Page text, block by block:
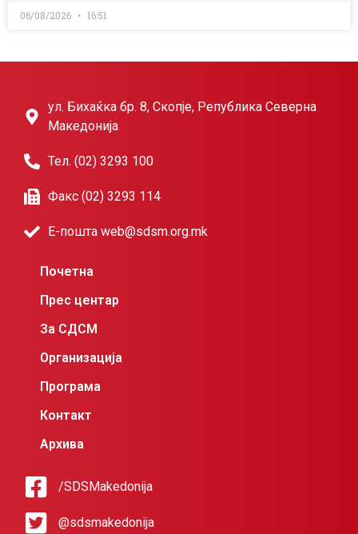
06/08/2026 16:51
ул. Бихаќка бр. 8, Скопје, Република Северна
Македонија
Тел. (02) 3293 100
Факс (02) 3293 114
Е-пошта web@sdsm.org.mk
Почетна
Прес центар
За СДСМ
Организација
Програма
Контакт
Архива
/SDSMakedonija
@sdsmakedonija